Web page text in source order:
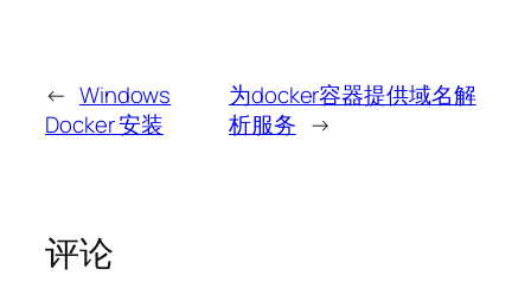
← Windows
Docker 安装
为docker容器提供域名解
析服务 →
评论